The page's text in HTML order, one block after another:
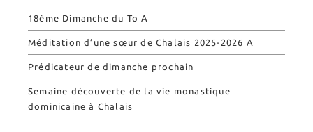
18ème Dimanche du To A
Méditation d’une sœur de Chalais 2025-2026 A
Prédicateur de dimanche prochain
Semaine découverte de la vie monastique
dominicaine à Chalais